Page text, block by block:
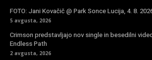
FOTO: Jani Kovačič @ Park Sonce Lucija, 4. 8.
5 avgusta, 2026
Crimson predstavljajo nov single in besedilni
Endless Path
2 avgusta, 2026